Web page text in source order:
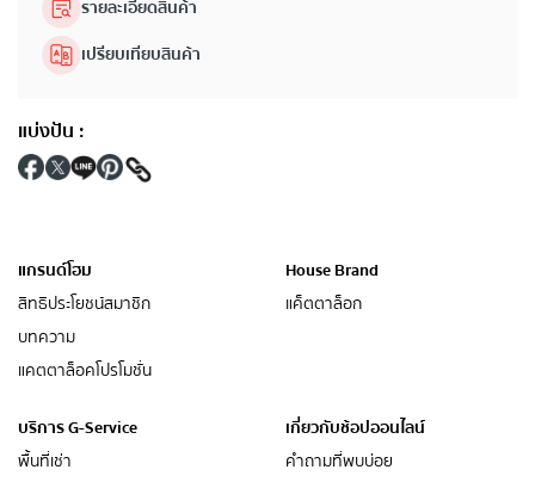
รายละเอียดสินค้า
เปรียบเทียบสินค้า
แบ่งปัน :
แกรนด์โฮม
สิทธิประโยชน์สมาชิก
บทความ
แคตตาล็อคโปรโมชั่น
House Brand
แค็ตตาล็อก
บริการ G-Service
พื้นที่เช่า
เกี่ยวกับช้อปออนไลน์
คำถามที่พบบ่อย